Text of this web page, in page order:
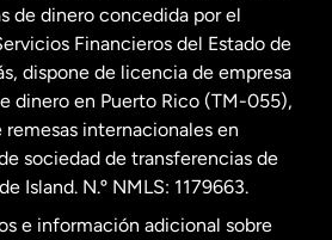
de dinero concedida por el
Financieros del Estado de
dispone de licencia de empresa
dinero en Puerto Rico (TM-055),
internacionales en
sociedad de transferencias de
Island. N.º NMLS: 1179663.
e información adicional sobre